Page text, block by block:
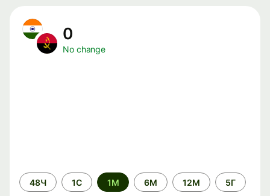
0
No change
Time
period
48Ч 1С 1М 6М 12М 5Г